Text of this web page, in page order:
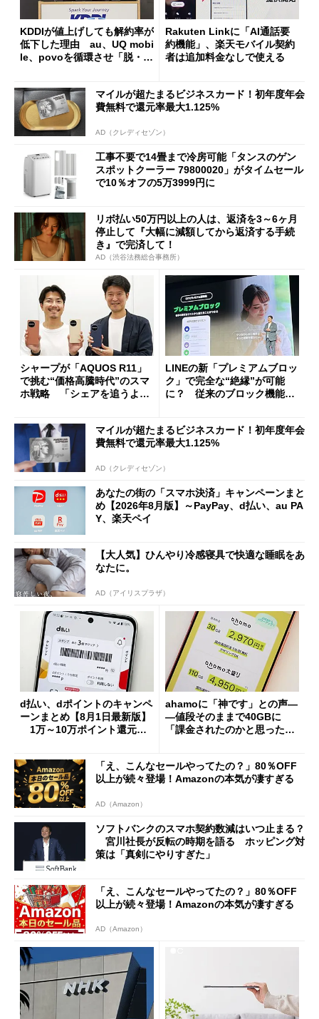
KDDIが値上げしても解約率が
低下した理由 au、UQ mobi
le、povoを循環させ「脱・販
Rakuten Linkに「AI通話要
約機能」、楽天モバイル契約
者は追加料金なしで使える
マイルが超たまるビジネスカード！初年度年会
費無料で還元率最大1.125%
AD（クレディセゾン）
工事不要で14畳まで冷房可能「タンスのゲン
スポットクーラー 79800020」がタイムセール
で10％オフの5万3999円に
リボ払い50万円以上の人は、返済を3～6ヶ月
停止して『大幅に減額してから返済する手続
き』で完済して！
AD（渋谷法務総合事務所）
シャープが「AQUOS R11」
で挑む“価格高騰時代”のスマ
ホ戦略 「シェアを追うより
LINEの新「プレミアムブロッ
ク」で完全な“絶縁”が可能
に？ 従来のブロック機能と
マイルが超たまるビジネスカード！初年度年会
費無料で還元率最大1.125%
AD（クレディセゾン）
あなたの街の「スマホ決済」キャンペーンまと
め【2026年8月版】～PayPay、d払い、au PA
Y、楽天ペイ
【大人気】ひんやり冷感寝具で快適な睡眠をあ
なたに。
AD（アイリスプラザ）
d払い、dポイントのキャンペ
ーンまとめ【8月1日最新版】
1万～10万ポイント還元の
ahamoに「神です」との声―
―値段そのままで40GBに
「課金されたのかと思った」
「え、こんなセールやってたの？」80％OFF
以上が続々登場！Amazonの本気が凄すぎる
AD（Amazon）
ソフトバンクのスマホ契約数減はいつ止まる？
宮川社長が反転の時期を語る ホッピング対
策は「真剣にやりすぎた」
「え、こんなセールやってたの？」80％OFF
以上が続々登場！Amazonの本気が凄すぎる
AD（Amazon）